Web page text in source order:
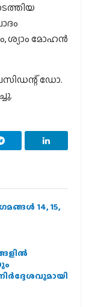
ശ്യാം മോഹന്‍
ഡോ.
14, 15,